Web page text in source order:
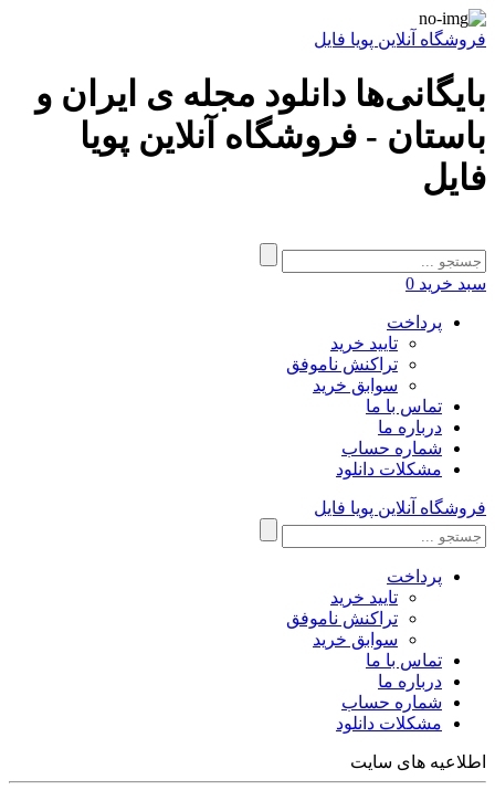
فروشگاه آنلاین پویا فایل
بایگانی‌ها دانلود مجله ی ایران و
باستان - فروشگاه آنلاین پویا
فایل
سبد خرید 0
پرداخت
تایید خرید
تراکنش ناموفق
سوابق خرید
تماس با ما
درباره ما
شماره حساب
مشکلات دانلود
فروشگاه آنلاین پویا فایل
پرداخت
تایید خرید
تراکنش ناموفق
سوابق خرید
تماس با ما
درباره ما
شماره حساب
مشکلات دانلود
اطلاعیه های سایت